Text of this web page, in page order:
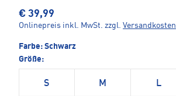
€ 39,99
Onlinepreis inkl. MwSt. zzgl. Versandkosten
Farbe: Schwarz
Größe:
S M L